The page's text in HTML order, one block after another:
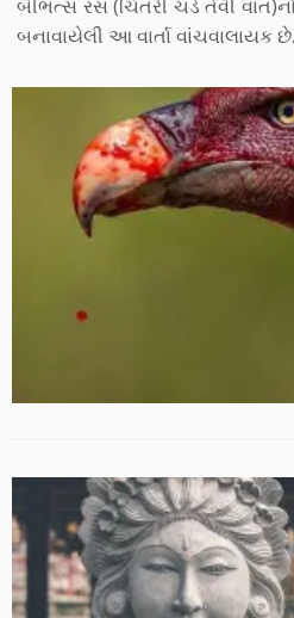
બીભત્સ રસ (ચિતરી ચડે તેવી
બનાવાયેલી આ વાર્તા વાંચવાલાયક છે.